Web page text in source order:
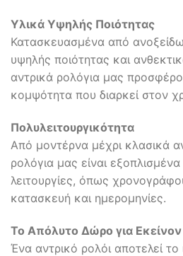
Υλικά Υψηλής Ποιότητας
Κατασκευασμένα από
υψηλής ποιότητας και
αντρικά ρολόγια μας
κομψότητα που διαρκεί στον
Πολυλειτουργικότητα
Από μοντέρνα μέχρι κλασικά
ρολόγια μας είναι
λειτουργίες, όπως
κατασκευή και ημερομηνίες.
Το Απόλυτο Δώρο για Εκείνον
Ένα αντρικό ρολόι αποτελεί